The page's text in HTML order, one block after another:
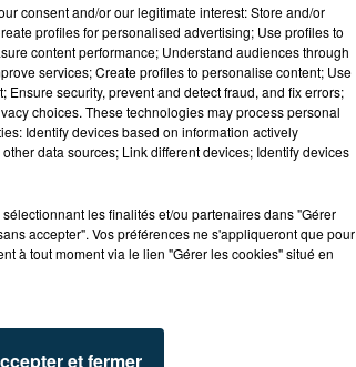
consent and/or our legitimate interest: Store and/or
profiles for personalised advertising; Use profiles to
content performance; Understand audiences through
services; Create profiles to personalise content; Use
security, prevent and detect fraud, and fix errors;
choices. These technologies may process personal
Identify devices based on information actively
data sources; Link different devices; Identify devices
les finalités et/ou partenaires dans "Gérer
accepter". Vos préférences ne s'appliqueront que pour
à tout moment via le lien "Gérer les cookies" situé en
et fermer